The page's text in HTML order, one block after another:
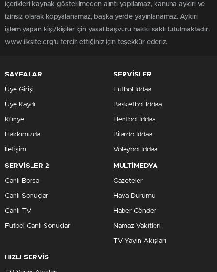
içerikleri kaynak gösterilmeden alıntı yapılamaz, kanuna aykırı ve
izinsiz olarak kopyalanamaz, başka yerde yayınlanamaz. Aykırı
işlem yapan kişi/kişiler için yasal başvuru hakkı saklı tutulmaktadır.
www.ilksite.org'u tercih ettiğiniz için teşekkür ederiz.
SAYFALAR
Üye Girişi
Üye Kaydı
Künye
Hakkımızda
İletişim
SERVİSLER
Futbol İddaa
Basketbol İddaa
Hentbol İddaa
Bilardo İddaa
Voleybol İddaa
SERVİSLER 2
Canlı Borsa
Canlı Sonuçlar
Canlı TV
Futbol Canlı Sonuçlar
MULTİMEDYA
Gazeteler
Hava Durumu
Haber Gönder
Namaz Vakitleri
TV Yayın Akışları
HIZLI SERVİS